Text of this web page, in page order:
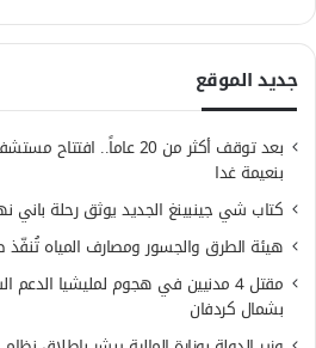
جديد الموقع
بعد توقف أكثر من 20 عاماً..
بنعيمة غدا
كتاب شي جينبينغ الجديد يوثق رحلة باني
هيئة الطرق والجسور ومصارف المياه تُنفّذ
مقتل 4 مدنيين في هجوم لمليشيا
بشمال كردفان